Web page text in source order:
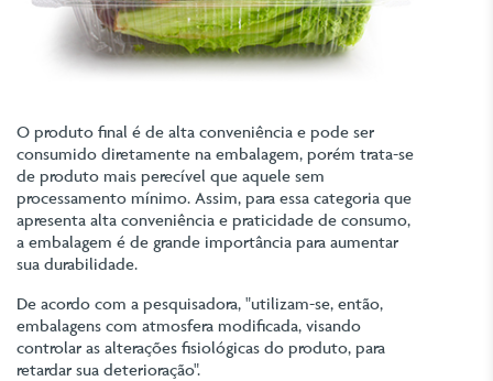
O produto final é de alta conveniência e pode ser
consumido diretamente na embalagem, porém trata-se
de produto mais perecível que aquele sem
processamento mínimo. Assim, para essa categoria que
apresenta alta conveniência e praticidade de consumo,
a embalagem é de grande importância para aumentar
sua durabilidade.
De acordo com a pesquisadora, "utilizam-se, então,
embalagens com atmosfera modificada, visando
controlar as alterações fisiológicas do produto, para
retardar sua deterioração".